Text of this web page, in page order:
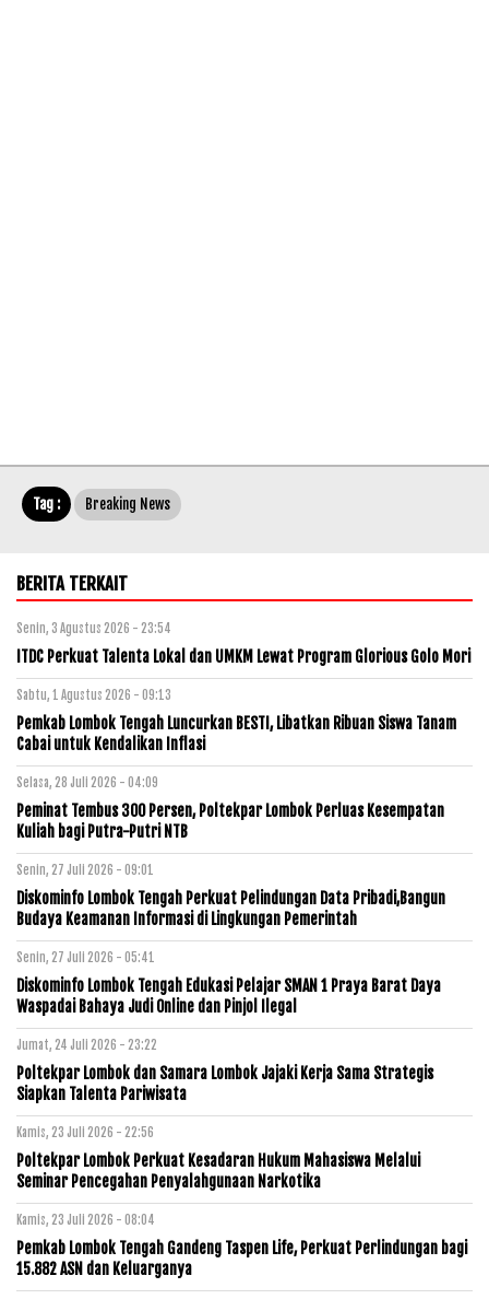
Tag : Breaking News
BERITA TERKAIT
Senin, 3 Agustus 2026 - 23:54
ITDC Perkuat Talenta Lokal dan UMKM Lewat Program Glorious Golo Mori
Sabtu, 1 Agustus 2026 - 09:13
Pemkab Lombok Tengah Luncurkan BESTI, Libatkan Ribuan Siswa Tanam
Cabai untuk Kendalikan Inflasi
Selasa, 28 Juli 2026 - 04:09
Peminat Tembus 300 Persen, Poltekpar Lombok Perluas Kesempatan
Kuliah bagi Putra-Putri NTB
Senin, 27 Juli 2026 - 09:01
Diskominfo Lombok Tengah Perkuat Pelindungan Data Pribadi,Bangun
Budaya Keamanan Informasi di Lingkungan Pemerintah
Senin, 27 Juli 2026 - 05:41
Diskominfo Lombok Tengah Edukasi Pelajar SMAN 1 Praya Barat Daya
Waspadai Bahaya Judi Online dan Pinjol Ilegal
Jumat, 24 Juli 2026 - 23:22
Poltekpar Lombok dan Samara Lombok Jajaki Kerja Sama Strategis
Siapkan Talenta Pariwisata
Kamis, 23 Juli 2026 - 22:56
Poltekpar Lombok Perkuat Kesadaran Hukum Mahasiswa Melalui
Seminar Pencegahan Penyalahgunaan Narkotika
Kamis, 23 Juli 2026 - 08:04
Pemkab Lombok Tengah Gandeng Taspen Life, Perkuat Perlindungan bagi
15.882 ASN dan Keluarganya